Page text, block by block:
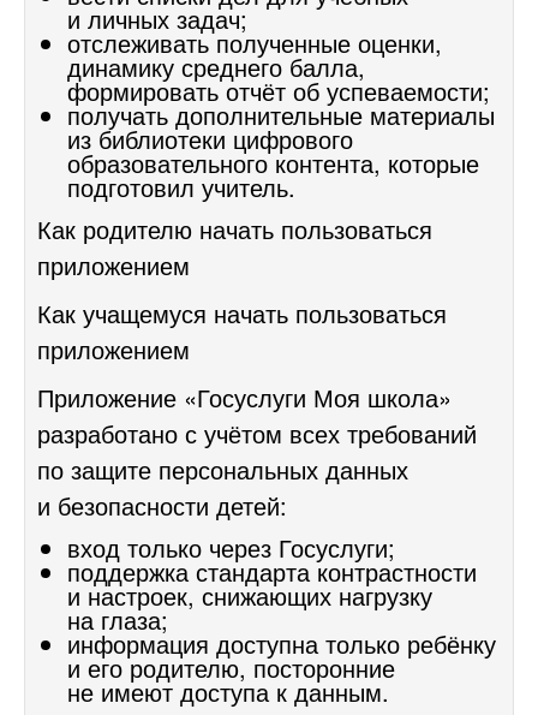
и личных задач;
отслеживать полученные оценки,
динамику среднего балла,
формировать отчёт об успеваемости;
получать дополнительные материалы
из библиотеки цифрового
образовательного контента, которые
подготовил учитель.
Как родителю начать пользоваться
приложением
Как учащемуся начать пользоваться
приложением
Приложение «Госуслуги Моя школа»
разработано с учётом всех требований
по защите персональных данных
и безопасности детей:
вход только через Госуслуги;
поддержка стандарта контрастности
и настроек, снижающих нагрузку
на глаза;
информация доступна только ребёнку
и его родителю, посторонние
не имеют доступа к данным.